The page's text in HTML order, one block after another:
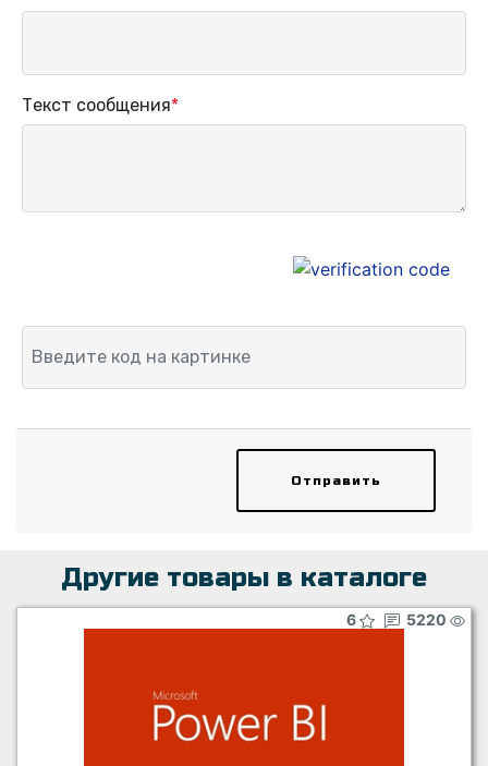
Текст сообщения*
Отправить
Другие товары в каталоге
6 5220